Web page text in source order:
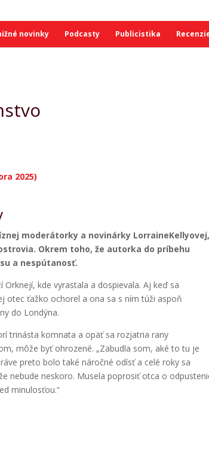
novinky Podcasty Publicistika
2025)
moderátorky a novinárky LorraineKellyovej,
Okrem toho, že autorka do príbehu
a nespútanosť.
kde vyrastala a dospievala. Aj keď sa
otec ťažko ochorel a ona sa s ním túži aspoň
do Londýna.
trinásta komnata a opäť sa rozjatria rany
môže byť ohrozené. „Zabudla som, aké to tu je
preto bolo také náročné odísť a celé roky sa
nebude neskoro. Musela poprosiť otca o
minulosťou.“